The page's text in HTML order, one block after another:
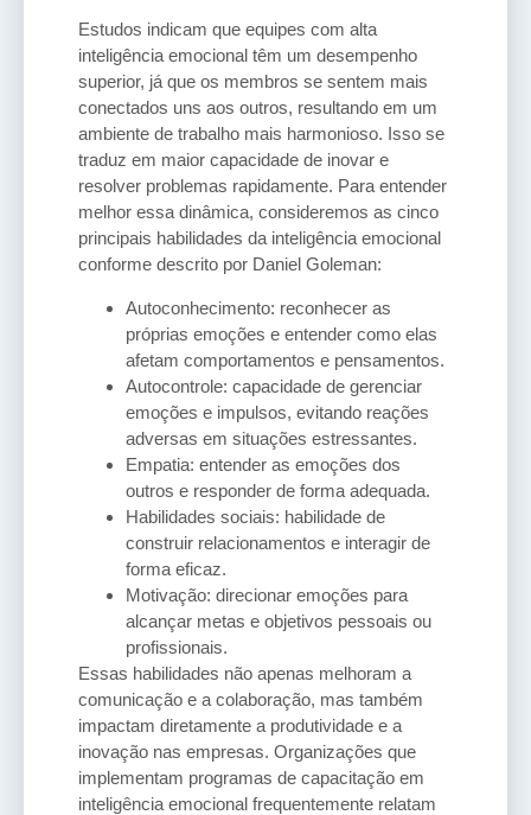
Estudos indicam que equipes com alta
inteligência emocional têm um desempenho
superior, já que os membros se sentem mais
conectados uns aos outros, resultando em um
ambiente de trabalho mais harmonioso. Isso se
traduz em maior capacidade de inovar e
resolver problemas rapidamente. Para entender
melhor essa dinâmica, consideremos as cinco
principais habilidades da inteligência emocional
conforme descrito por Daniel Goleman:
Autoconhecimento: reconhecer as
próprias emoções e entender como elas
afetam comportamentos e pensamentos.
Autocontrole: capacidade de gerenciar
emoções e impulsos, evitando reações
adversas em situações estressantes.
Empatia: entender as emoções dos
outros e responder de forma adequada.
Habilidades sociais: habilidade de
construir relacionamentos e interagir de
forma eficaz.
Motivação: direcionar emoções para
alcançar metas e objetivos pessoais ou
profissionais.
Essas habilidades não apenas melhoram a
comunicação e a colaboração, mas também
impactam diretamente a produtividade e a
inovação nas empresas. Organizações que
implementam programas de capacitação em
inteligência emocional frequentemente relatam